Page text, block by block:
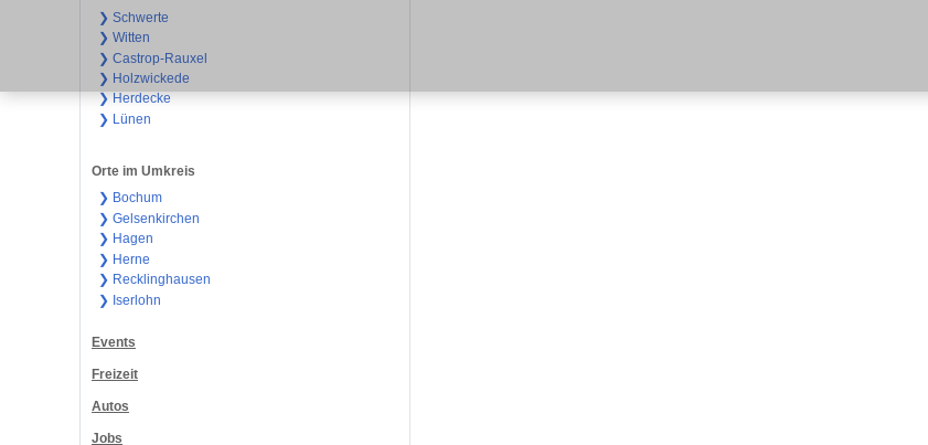
❯ Schwerte
❯ Witten
❯ Castrop-Rauxel
❯ Holzwickede
❯ Herdecke
❯ Lünen
Orte im Umkreis
❯ Bochum
❯ Gelsenkirchen
❯ Hagen
❯ Herne
❯ Recklinghausen
❯ Iserlohn
Events
Freizeit
Autos
Jobs